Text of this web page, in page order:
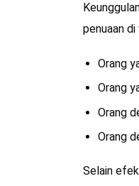
penuaan
Orang
Orang
Orang
Orang
Selain